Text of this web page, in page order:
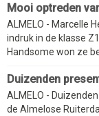
Mooi optreden
ALMELO - Marcelle
indruk in de klasse
Handsome won ze
Duizenden
ALMELO -
de Almelose